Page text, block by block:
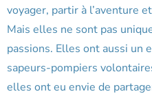
voyager, partir à l’aventure
Mais elles ne sont pas
passions. Elles ont aussi un
sapeurs-pompiers
elles ont eu envie de